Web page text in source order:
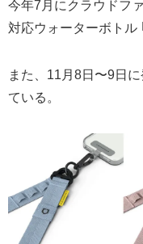
今年7月にクラウドフ
対応ウォーターボトル
また、11月8日〜9日
ている。